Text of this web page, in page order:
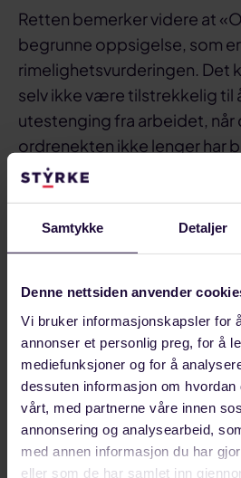
Samtykke Detaljer
Denne nettsiden anvender
Vi bruker informasjonskapsler for
annonser et personlig preg, for å
mediefunksjoner og for å
dessuten informasjon om
vårt, med partnerne våre innen
annonsering og analysearbeid,
med annen informasjon du har
eller som de har samlet inn
Retten bemerker videre at
begrunne oppsigelse, som
rimelighetsvurderingen. Det
selv ikke være tilstrekkelig til
utestenging fra arbeidet, når
ordrenekten ikke lenger har
praktiske arbeidssituasjonen».
Retten heller ikke
medlemmet vil
sikkerhetskulturen
Retten slår også fast at de
Saipems påstand om at
til å svekke
«Retten finner det ikke
på medlemmet, red. anm.)